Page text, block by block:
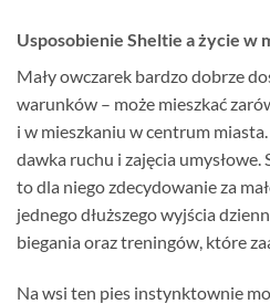
Usposobienie Sheltie a życie w
Mały owczarek bardzo dobrze
warunków – może mieszkać
i w mieszkaniu w centrum
dawka ruchu i zajęcia umysłowe.
to dla niego zdecydowanie za
jednego dłuższego wyjścia
biegania oraz treningów, które
Na wsi ten pies instynktownie